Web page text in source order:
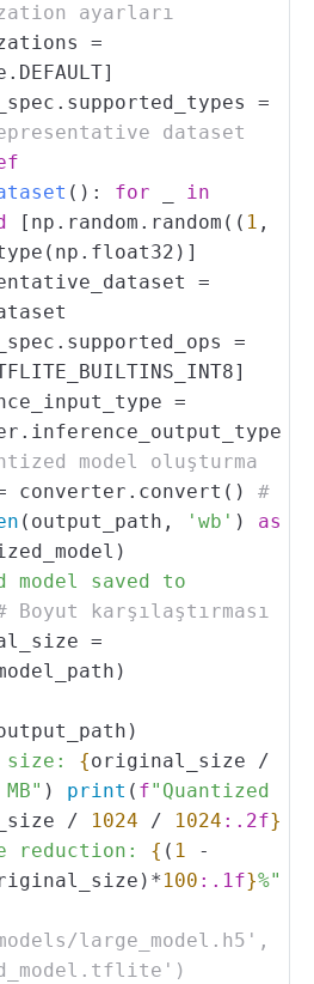
ayarları
=
=
dataset
(): for
in
[np.random.random(( 1 ,
=
=
=
model oluşturma
converter.convert()
#
(output_path, 'wb' ) as
model saved to
Boyut karşılaştırması
=
size: {original_size /
MB" ) print ( f"Quantized
/ 1024 / 1024 :.2f}
reduction: { ( 1 -
100 :.1f}%"
large_model.h5',